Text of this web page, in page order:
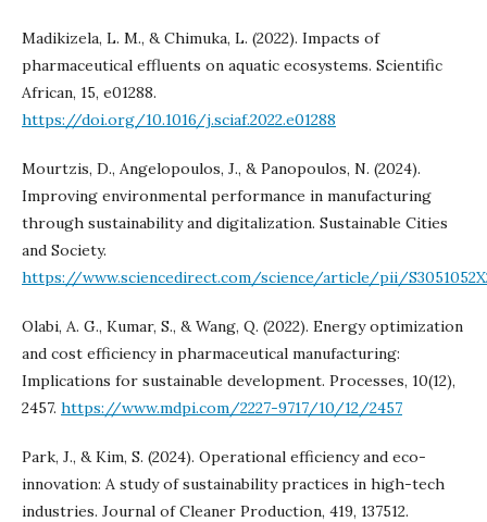
Madikizela, L. M., & Chimuka, L. (2022). Impacts of
pharmaceutical effluents on aquatic ecosystems. Scientific
African, 15, e01288.
https://doi.org/10.1016/j.sciaf.2022.e01288
Mourtzis, D., Angelopoulos, J., & Panopoulos, N. (2024).
Improving environmental performance in manufacturing
through sustainability and digitalization. Sustainable Cities
and Society.
https://www.sciencedirect.com/science/article/pii/
Olabi, A. G., Kumar, S., & Wang, Q. (2022). Energy optimization
and cost efficiency in pharmaceutical manufacturing:
Implications for sustainable development. Processes, 10(12),
2457. https://www.mdpi.com/2227-9717/10/12/2457
Park, J., & Kim, S. (2024). Operational efficiency and eco-
innovation: A study of sustainability practices in high-tech
industries. Journal of Cleaner Production, 419, 137512.